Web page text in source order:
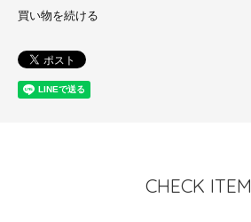
買い物を続ける
CHECK ITEM